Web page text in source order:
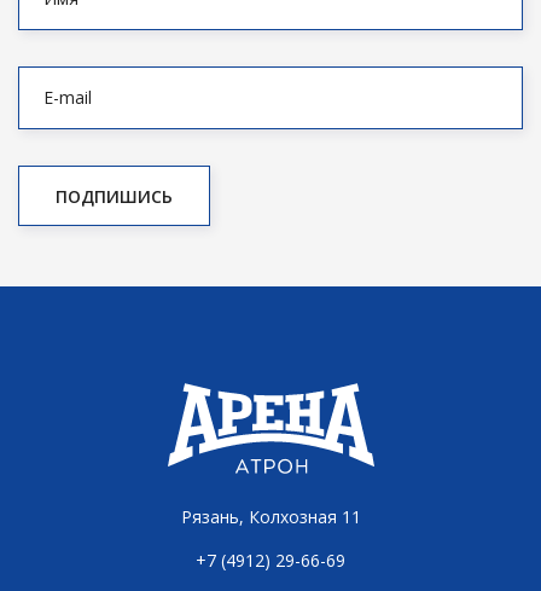
Рязань, Колхозная 11
+7 (4912) 29-66-69